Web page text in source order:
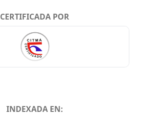
CERTIFICADA POR
INDEXADA EN: